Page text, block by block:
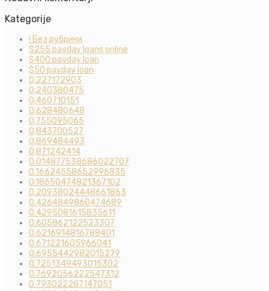
Kategorije
! Без рубрики
$255 payday loans online
$400 payday loan
$50 payday loan
0,227172903
0,240380475
0,460710151
0,628480648
0,755095065
0,843700527
0,869484493
0,871242414
0.014877538686022707
0.16624558652996835
0.18650474821367102
0.20938024448661863
0.4264849860474689
0.4295081615835611
0.605862122523307
0.6216914816788401
0.671221605966041
0.6955442982015279
0.7251349493015302
0.7692056222547312
0.793022287147051